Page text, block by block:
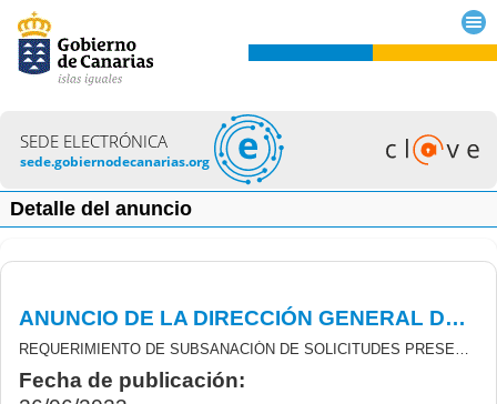
SEDE ELECTRÓNICA
sede.gobiernodecanarias.org
Detalle del anuncio
ANUNCIO DE LA DIRECCIÓN GENERAL DE PROMOCIÓN ECONOMICA DE 23/06/2023 RELATIVO A SUBVENCIONES REACTIVACIÓN ECONÓMICA PYME TRAS COVID-19.
REQUERIMIENTO DE SUBSANACIÓN DE SOLICITUDES PRESENTADAS EN EL MARCO DE LA CONVOCATORIA DE SUBVENCIONES DESTINADAS A LA REACTIVACIÓN ECONÓMICA DE LAS PEQUEÑAS Y MEDIANAS EMPRESAS EN CANARIAS COMO PARTE DE LA RESPUESTA DE LA UNIÓN EUROPEA A LA PANDEMIA COVID-19, CON CARGO AL FONDO DE AYUDA A LA RECUPERACIÓN PARA LA COHESIÓN Y LOS TERRITORIOS DE EUROPA (REACT-EU), FINANCIADA AL 100% POR EL FONDO EUROPEO DE DESARROLLO REGIONAL (FEDER).
Fecha de publicación: